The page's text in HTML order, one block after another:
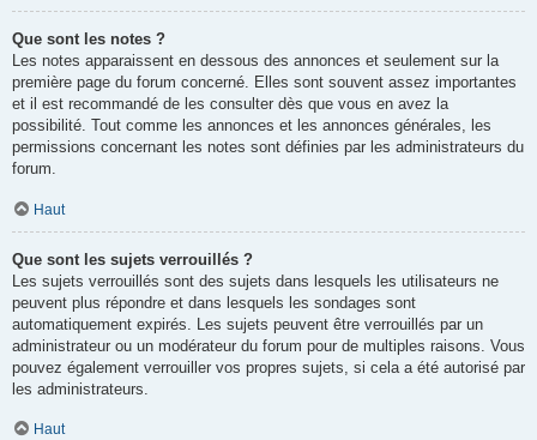
Que sont les notes ?
Les notes apparaissent en dessous des annonces et seulement sur la
première page du forum concerné. Elles sont souvent assez importantes
et il est recommandé de les consulter dès que vous en avez la
possibilité. Tout comme les annonces et les annonces générales, les
permissions concernant les notes sont définies par les administrateurs du
forum.
Haut
Que sont les sujets verrouillés ?
Les sujets verrouillés sont des sujets dans lesquels les utilisateurs ne
peuvent plus répondre et dans lesquels les sondages sont
automatiquement expirés. Les sujets peuvent être verrouillés par un
administrateur ou un modérateur du forum pour de multiples raisons. Vous
pouvez également verrouiller vos propres sujets, si cela a été autorisé par
les administrateurs.
Haut